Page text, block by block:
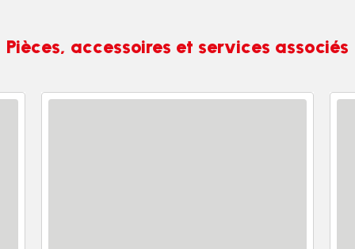
Pièces, accessoires et services associés